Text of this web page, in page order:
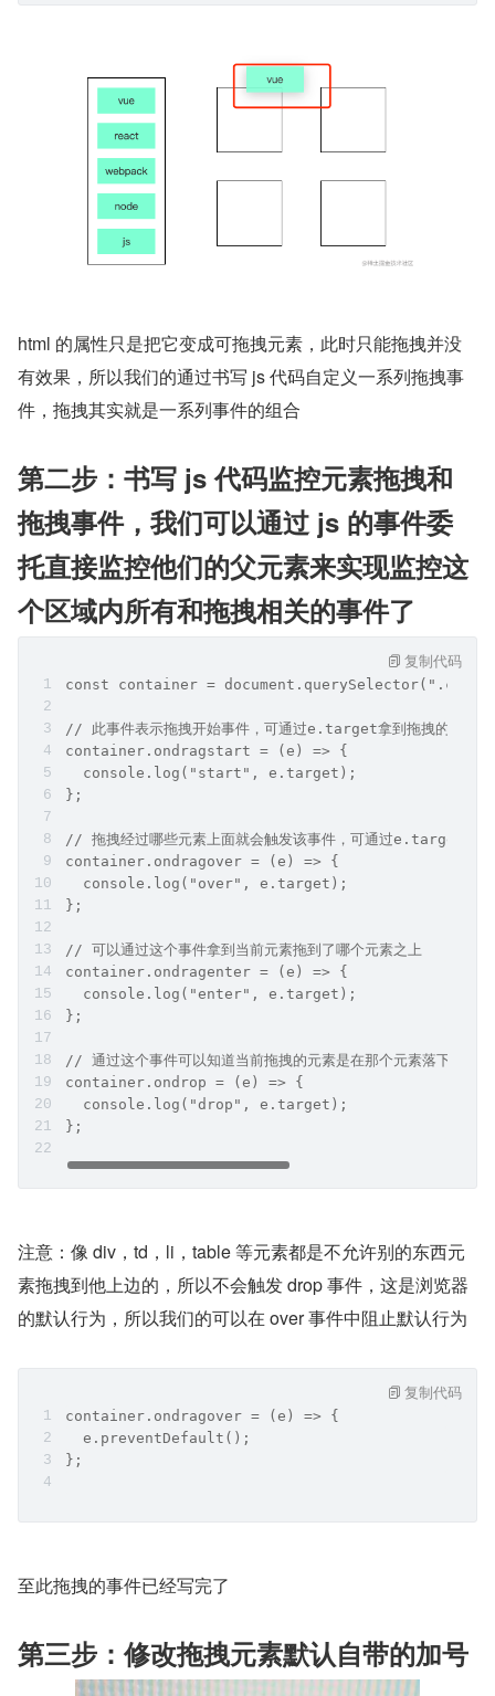
html 的属性只是把它变成可拖拽元素，此时只能拖拽并没
有效果，所以我们的通过书写 js 代码自定义一系列拖拽事
件，拖拽其实就是一系列事件的组合
第二步：书写 js 代码监控元素拖拽和
拖拽事件，我们可以通过 js 的事件委
托直接监控他们的父元素来实现监控这
个区域内所有和拖拽相关的事件了
const container =
// 此事件表示拖拽开始事件，可通过e.target拿到拖拽的元素
container.ondragstart = (e) => {
  console.log("start", e.target);
};
// 拖拽经过哪些元素上面就会触发该事件，可通过e.target知道
container.ondragover = (e) => {
  console.log("over", e.target);
};
// 可以通过这个事件拿到当前元素拖到了哪个元素之上
container.ondragenter = (e) => {
  console.log("enter", e.target);
};
// 通过这个事件可以知道当前拖拽的元素是在那个元素落下的
container.ondrop = (e) => {
  console.log("drop", e.target);
};
复制代码
注意：像 div，td，li，table 等元素都是不允许别的东西元
素拖拽到他上边的，所以不会触发 drop 事件，这是浏览器
的默认行为，所以我们的可以在 over 事件中阻止默认行为
container.ondragover = (e) => {
  e.preventDefault();
};
复制代码
至此拖拽的事件已经写完了
第三步：修改拖拽元素默认自带的加号